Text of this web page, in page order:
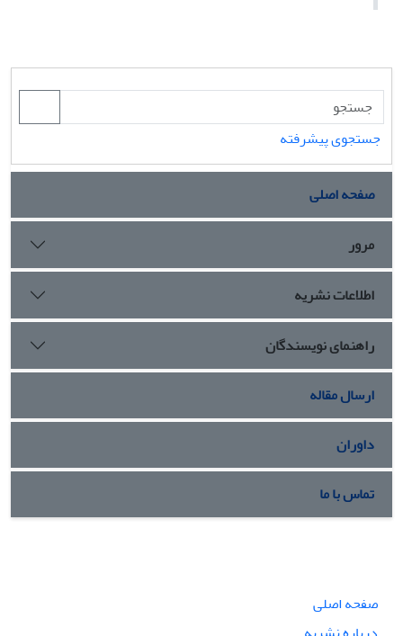
جستجوی پیشرفته
صفحه اصلی
مرور
اطلاعات نشریه
راهنمای نویسندگان
ارسال مقاله
داوران
تماس با ما
صفحه اصلی